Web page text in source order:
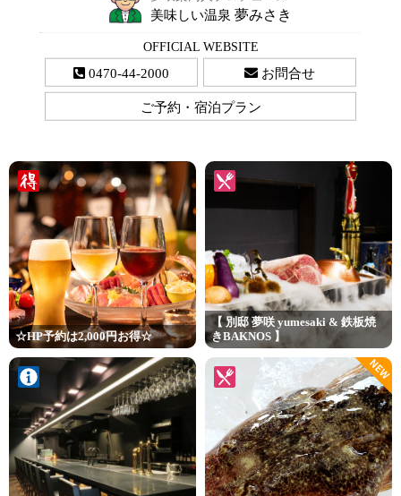
美味しい温泉 夢みさき
OFFICIAL WEBSITE
0470-44-2000
お問合せ
ご予約・宿泊プラン
☆HP予約は2,000円お得☆
【 別邸 夢咲 yumesaki & 鉄板焼
きBAKNOS 】
NEW